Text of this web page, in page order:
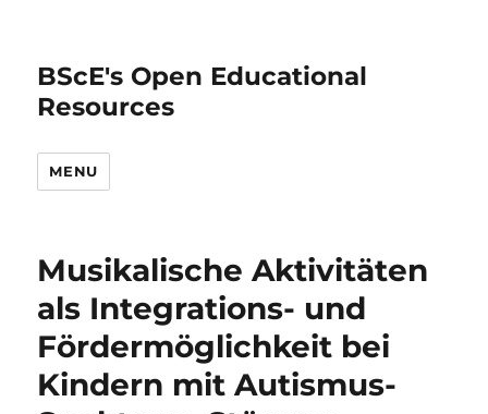
BScE's Open Educational
Resources
MENU
Musikalische Aktivitäten
als Integrations- und
Fördermöglichkeit bei
Kindern mit Autismus-